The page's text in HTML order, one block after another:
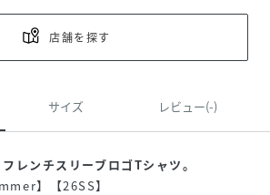
店舗を探す
サイズ レビュー(-)
レンチスリーブロゴTシャツ。
】【26SS】